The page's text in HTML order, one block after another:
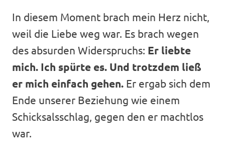
In diesem Moment brach mein Herz nicht,
weil die Liebe weg war. Es brach wegen
des absurden Widerspruchs: Er liebte
mich. Ich spürte es. Und trotzdem ließ
er mich einfach gehen. Er ergab sich dem
Ende unserer Beziehung wie einem
Schicksalsschlag, gegen den er machtlos
war.